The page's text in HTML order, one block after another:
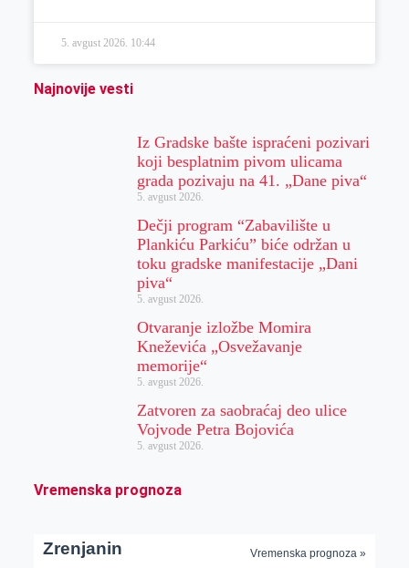
5. avgust 2026. 10:44
Najnovije vesti
Iz Gradske bašte ispraćeni pozivari
koji besplatnim pivom ulicama
grada pozivaju na 41. „Dane piva“
5. avgust 2026.
Dečji program “Zabavilište u
Plankiću Parkiću” biće održan u
toku gradske manifestacije „Dani
piva“
5. avgust 2026.
Otvaranje izložbe Momira
Kneževića „Osvežavanje
memorije“
5. avgust 2026.
Zatvoren za saobraćaj deo ulice
Vojvode Petra Bojovića
5. avgust 2026.
Vremenska prognoza